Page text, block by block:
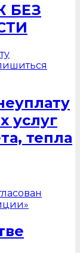
БЕЗ
услуг
тепла